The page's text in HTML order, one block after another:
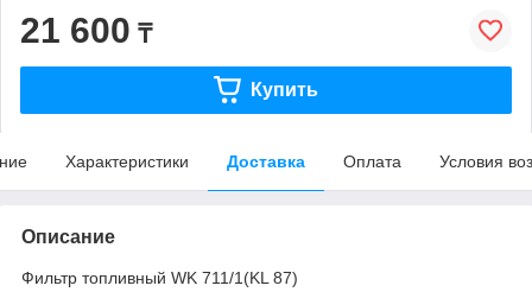
21 600 ₸
Купить
Характеристики Доставка Оплата Условия
Описание
Фильтр топливный WK 711/1(KL 87)